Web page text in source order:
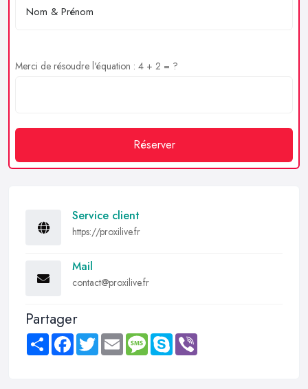
Merci de résoudre l'équation : 4 + 2 = ?
Réserver
Service client
https://proxilive.fr
Mail
contact@proxilive.fr
Partager
Share FacebookTwitter Email MessageSkype